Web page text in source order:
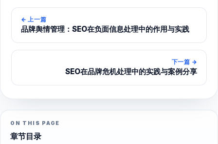
← 上一篇
品牌舆情管理：SEO在负面信息处理中的作用与实践
下一篇 →
SEO在品牌危机处理中的实践与案例分享
ON THIS PAGE
章节目录